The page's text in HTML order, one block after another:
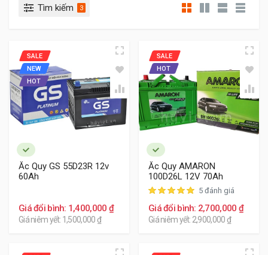
Xe Isuzu dùng bình ắc quy nào?
phối tại thị trường Việt đều thay thế
ắc quy 12V - 70Ah hoặc 12V - 75Ah,
bình cọc trái (L) và cọc phải (R), mã
bình D26L,D26R kích thước bình ( dài
x rộng x cao): 260 x 175 x 225mm là
lắp vừa cho xe Isuzu.
Vị trí ắc quy xe Isuzu nằm ở bên trong khoang động cơ,
dưới nắp cabo xe, đặt ở gần đèn pha bên lái.
Tham khảo các bình ắc quy thay thế cho xe Isuzu dưới
Tìm kiếm 3
SALE
NEW
HOT
Ắc Quy GS 55D23R 12v
60Ah
Giá đổi bình: 1,400,000 ₫
Giá niêm yết: 1,500,000 ₫
SALE
HOT
Ắc Quy AMARON
100D26L 12V 70Ah
5 đánh giá
Giá đổi bình: 2,700,000 ₫
Giá niêm yết: 2,900,000 ₫